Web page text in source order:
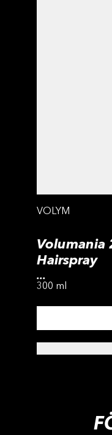
VOLYM
Volumania
Hairspray
...
300 ml